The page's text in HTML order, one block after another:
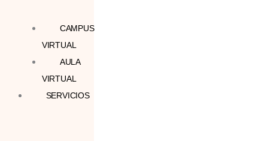
CAMPUS
VIRTUAL
AULA
VIRTUAL
SERVICIOS